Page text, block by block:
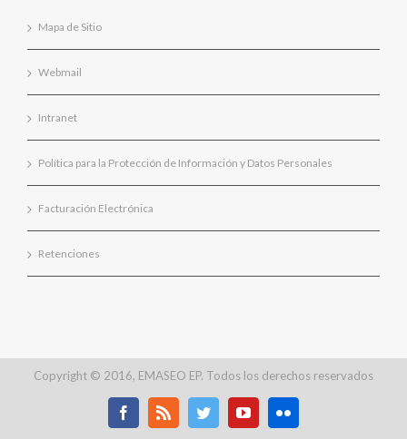
Mapa de Sitio
Webmail
Intranet
Política para la Protección de Información y Datos Personales
Facturación Electrónica
Retenciones
Copyright © 2016, EMASEO EP. Todos los derechos reservados
Facebook TwitterYoutubeFlickr